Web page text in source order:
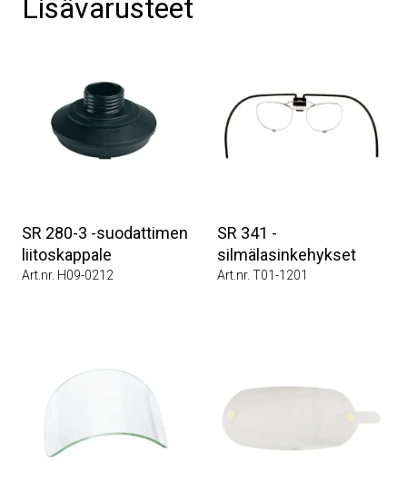
Lisävarusteet
SR 280-3 -suodattimen
liitoskappale
Art.nr. H09-0212
SR 341 -
silmälasinkehykset
Art.nr. T01-1201